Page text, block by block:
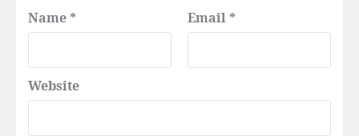
Name * Email *
Website